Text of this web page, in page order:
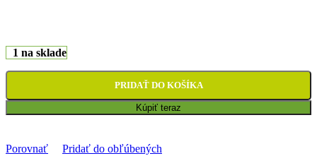
1 na sklade
PRIDAŤ DO KOŠÍKA
Kúpiť teraz
Porovnať Pridať do obľúbených